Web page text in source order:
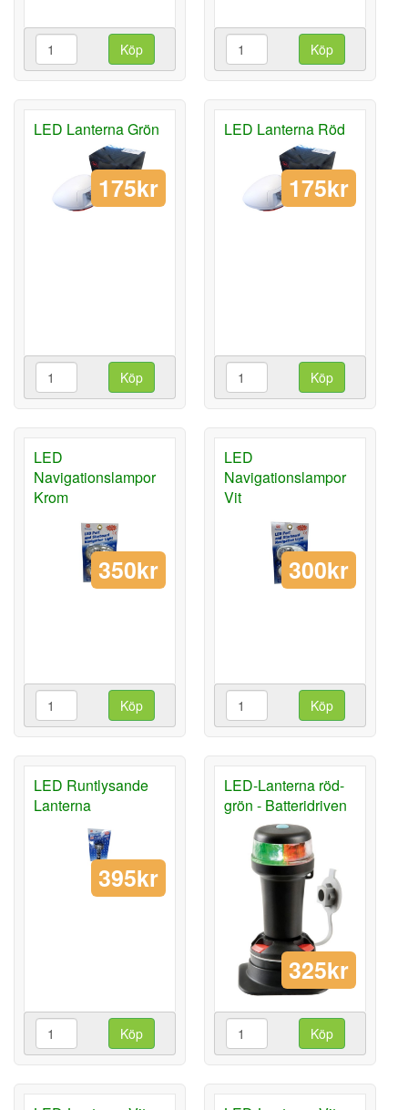
Köp Köp
LED Lanterna Grön
175kr
Köp
LED Lanterna Röd
175kr
Köp
LED
Navigationslampor
Krom
350kr
Köp
LED
Navigationslampor
Vit
300kr
Köp
LED Runtlysande
Lanterna
395kr
Köp
LED-Lanterna röd-
grön - Batteridriven
325kr
Köp